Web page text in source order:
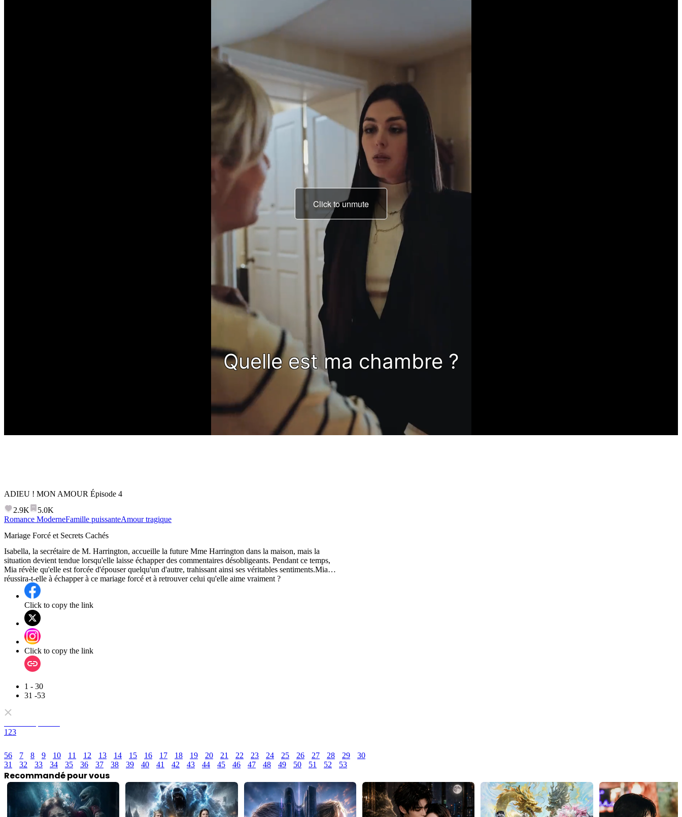
Click to unmute
mais il y a une chambre
à l'étage
ADIEU ! MON AMOUR Épisode 4
2.9K
5.0K
Romance ModerneFamille puissanteAmour tragique
Mariage Forcé et Secrets Cachés
Isabella, la secrétaire de M. Harrington, accueille la future Mme Harrington dans la maison, mais la
situation devient tendue lorsqu'elle laisse échapper des commentaires désobligeants. Pendant ce temps,
Mia révèle qu'elle est forcée d'épouser quelqu'un d'autre, trahissant ainsi ses véritables sentiments.Mia
réussira-t-elle à échapper à ce mariage forcé et à retrouver celui qu'elle aime vraiment ?
Click to copy the link
Click to copy the link
1 - 30
31 -53
1 23
56 7 8 9 10 11 12 13 14 15 16 17 18 19 20 21 22 23 24 25 26 27 28 29
30
31
32 33 34 35 36 37 38 39 40 41 42 43 44 45 46 47 48 49 50 51 52 53
Recommandé pour vous